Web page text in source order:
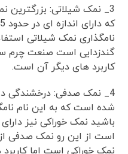
3_ نمک شیلاتی: بزرگترین
نامگذاری نمک شیلاتی
گندزدایی است صنعت چرم
کاربرد های دیگر آن است.
4_ نمک صدفی: درخشندگی
شده است که به این نام
باشید نمک خوراکی نیز
است از این رو نمک صدفی
نمک خوراکی است اما